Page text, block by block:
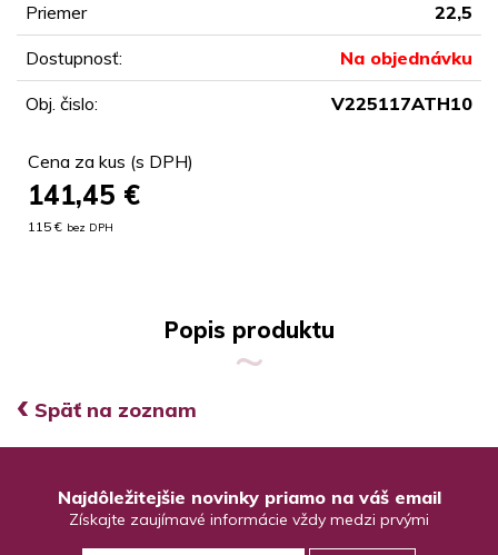
Priemer 22,5
Dostupnosť: Na objednávku
Obj. čislo: V225117ATH10
Cena za kus (s DPH)
141,45 €
115 € bez DPH
Popis produktu
‹ Späť na zoznam
Najdôležitejšie novinky priamo na váš email
Získajte zaujímavé informácie vždy medzi prvými